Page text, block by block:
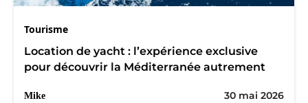
Tourisme
Location de yacht : l’expérience exclusive
pour découvrir la Méditerranée autrement
Mike 30 mai 2026